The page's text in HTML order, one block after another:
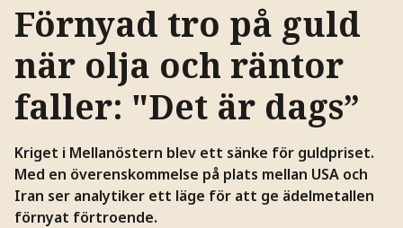
Förnyad tro på guld
när olja och räntor
faller: "Det är dags”
Kriget i Mellanöstern blev ett sänke för guldpriset.
Med en överenskommelse på plats mellan USA och
Iran ser analytiker ett läge för att ge ädelmetallen
förnyat förtroende.